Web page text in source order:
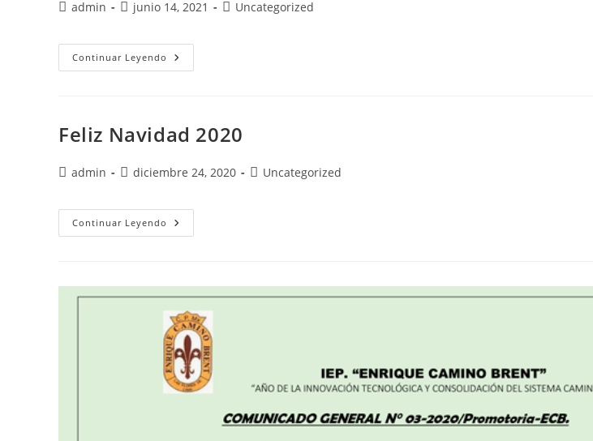
admin junio 14, 2021 Uncategorized
Continuar Leyendo
Feliz Navidad 2020
admin diciembre 24, 2020 Uncategorized
Continuar Leyendo